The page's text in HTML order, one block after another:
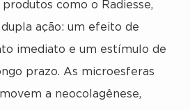
como o Radiesse,
ação: um efeito de
imediato e um estímulo de
prazo. As microesferas
a neocolagênese,